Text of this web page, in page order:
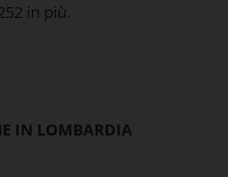
in più.
IN LOMBARDIA